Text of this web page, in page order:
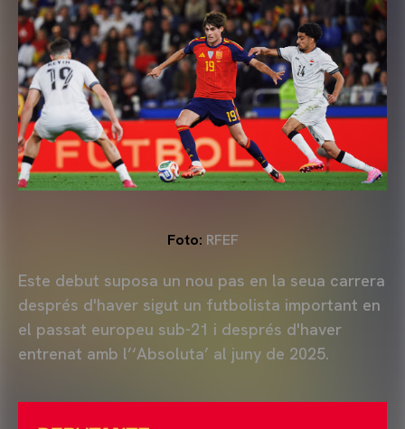
Foto: RFEF
Este debut suposa un nou pas en la seua carrera
després d'haver sigut un futbolista important en
el passat europeu sub-21 i després d'haver
entrenat amb l’‘Absoluta’ al juny de 2025.